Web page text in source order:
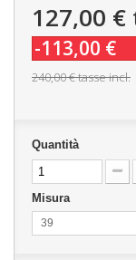
127,00 €
-113,00 €
240,00 €tasse incl.
Quantità
Misura
39